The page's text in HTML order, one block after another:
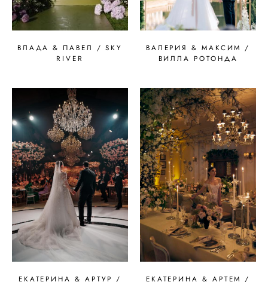
ВЛАДА & ПАВЕЛ / SKY
RIVER
ВАЛЕРИЯ & МАКСИМ /
ВИЛЛА РОТОНДА
ЕКАТЕРИНА & АРТУР / ЕКАТЕРИНА & АРТЕМ /